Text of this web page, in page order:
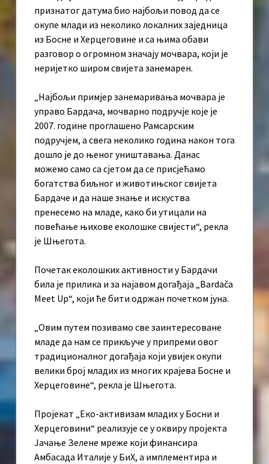
признатог датума био најбољи повод да се
окупе млади из неколико локалних заједница
из Босне и Херцеговине и са њима обави
разговор о огромном значају мочвара, који је
неријетко широм свијета занемарен.
„Најбољи примјер занемаривања мочвара је
управо Бардача, мочварно подручје које је
2007. године проглашено Рамсарским
подручјем, а свега неколико година након тога
дошло је до њеног уништавања. Данас
можемо само са сјетом да се присјећамо
богатства биљног и животињског свијета
Бардаче и да наше знање и искуства
пренесемо на младе, како би утицали на
повећање њихове еколошке свијести“, рекла
је Шњегота.
Почетак еколошких активности у Бардачи
била је прилика и за најавом догађаја „Bardača
Meet Up“, који ће бити одржан почетком јуна.
„Овим путем позивамо све заинтересоване
младе да нам се прикључе у припреми овог
традиционалног догађаја који увијек окупи
велики број младих из многих крајева Босне и
Херцеговине“, рекла је Шњегота.
Пројекат „Еко-активизам младих у Босни и
Херцеговини“ реализује се у оквиру пројекта
Јачање Зелене мреже који финансира
Амбасада Италије у БиХ, а имплементира и